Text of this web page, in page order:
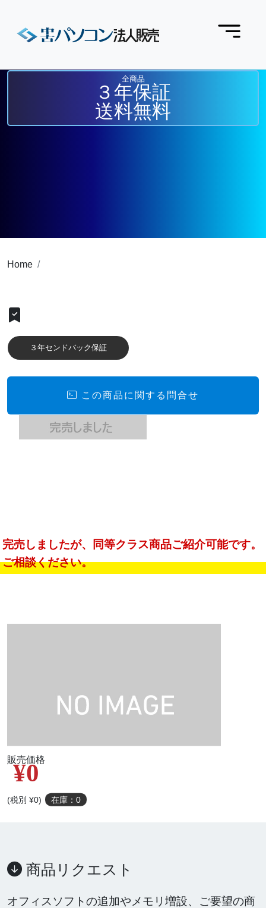
全商品
３年保証
送料無料
Home
３年センドバック保証
この商品に関する問合せ
販売価格
¥0
(税別 ¥0) 在庫：0
完売しましたが、同等クラス商品ご紹介可能です。
ご相談ください。
商品リクエスト
オフィスソフトの追加やメモリ増設、ご要望の商